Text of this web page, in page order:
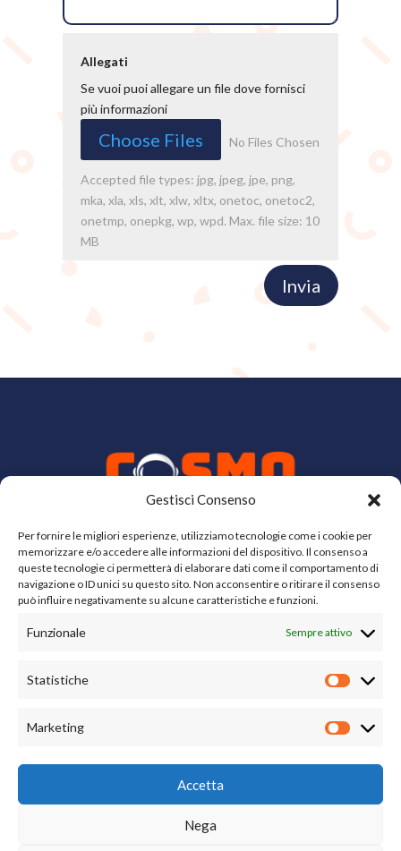
Gestisci Consenso
Per fornire le migliori esperienze, utilizziamo tecnologie come i cookie per
memorizzare e/o accedere alle informazioni del dispositivo. Il consenso a
queste tecnologie ci permetterà di elaborare dati come il comportamento di
navigazione o ID unici su questo sito. Non acconsentire o ritirare il consenso
può influire negativamente su alcune caratteristiche e funzioni.
Funzionale Sempre attivo
Statistiche
Marketing
Accetta
Nega
Allegati
Se vuoi puoi allegare un file dove fornisci
più informazioni
Choose Files No Files Chosen
Accepted file types: jpg, jpeg, jpe, png,
mka, xla, xls, xlt, xlw, xltx, onetoc, onetoc2,
onetmp, onepkg, wp, wpd. Max. file size: 10
MB
Invia
Cosmo Scuola è un marchio diApp Salad srls
App Salad srls
P.I. IT07123930484